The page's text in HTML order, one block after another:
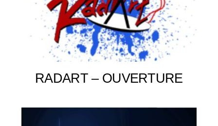
RADART – OUVERTURE